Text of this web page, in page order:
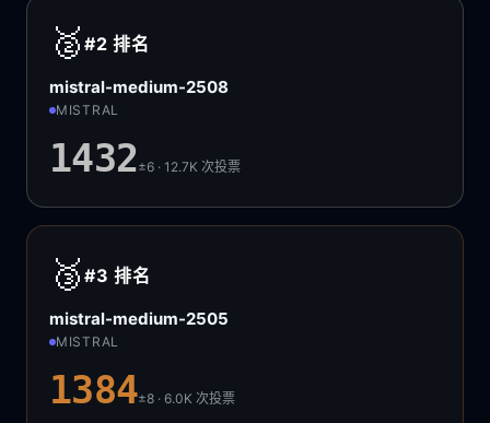
🥈 #2排名
mistral-medium-2508
MISTRAL
1432±6 · 12.7K次投票
🥉 #3排名
mistral-medium-2505
MISTRAL
1384±8 · 6.0K次投票